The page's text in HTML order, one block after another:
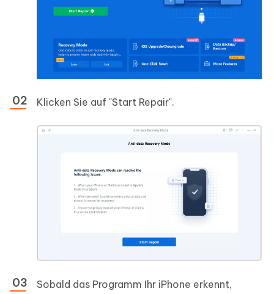
Klicken Sie auf "Start Repair".
Sobald das Programm Ihr iPhone erkennt,